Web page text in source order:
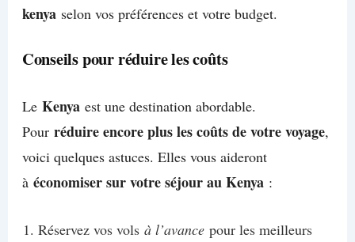
kenyaselon vos préférences et votre budget.
Conseils pour réduire les coûts
Le Kenyaest une destination abordable.
Pour réduire encore plus les coûts de votre voyage,
voici quelques astuces. Elles vous aideront
à économiser sur votre séjour au Kenya:
Réservez vos vols à l’avancepour les meilleurs